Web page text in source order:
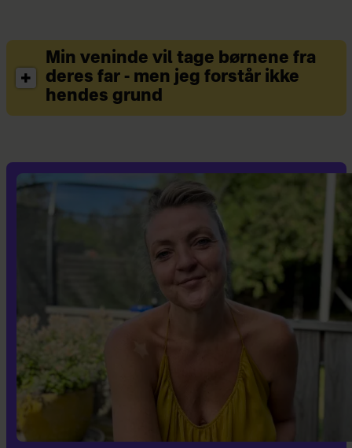
Min veninde vil tage børnene fra
deres far - men jeg forstår ikke
hendes grund